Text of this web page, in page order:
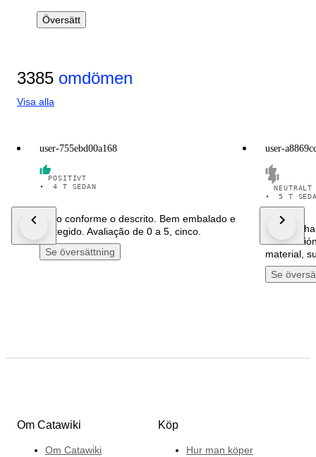
Översätt
3385 omdömen
Visa alla
user-755ebd00a168
POSITIVT
•
4 T SEDAN
Tudo conforme o descrito. Bem embalado e
protegido. Avaliação de 0 a 5, cinco.
Se översättning
user-
NEUTRALT
•
5 T
El envío
material,
Se
Om Catawiki
Om Catawiki
Köp
Hur man köper